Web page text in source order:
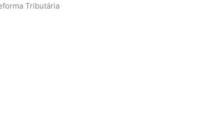
Tributária